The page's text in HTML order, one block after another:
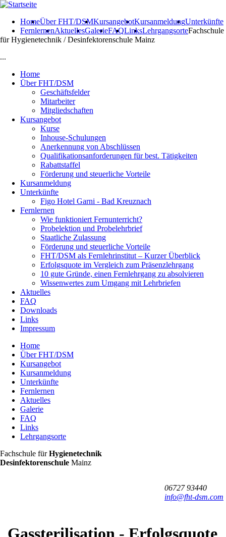
Direkt zum Inhalt
HomeÜber FHT/DSMKursangebotKursanmeldungUnterkünfte
FernlernenAktuellesGalerieFAQLinksLehrgangsorteFachschule
für Hygienetechnik / Desinfektorenschule Mainz
...
Home
Über FHT/DSM
Geschäftsfelder
Mitarbeiter
Mitgliedschaften
Kursangebot
Kurse
Inhouse-Schulungen
Anerkennung von Abschlüssen
Qualifikationsanforderungen für best. Tätigkeiten
Rabattstaffel
Förderung und steuerliche Vorteile
Kursanmeldung
Unterkünfte
Figo Hotel Garni - Bad Kreuznach
Fernlernen
Wie funktioniert Fernunterricht?
Probelektion und Probelehrbrief
Staatliche Zulassung
Förderung und steuerliche Vorteile
FHT/DSM als Fernlehrinstitut – Kurzer Überblick
Erfolgsquote im Vergleich zum Präsenzlehrgang
10 gute Gründe, einen Fernlehrgang zu absolvieren
Wissenwertes zum Umgang mit Lehrbriefen
Aktuelles
FAQ
Downloads
Links
Impressum
Hauptmenü
Home
Über FHT/DSM
Kursangebot
Kursanmeldung
Unterkünfte
Fernlernen
Aktuelles
Galerie
FAQ
Links
Lehrgangsorte
FHT
/
Fachschule fürHygienetechnik
Desinfektorenschule Mainz
06727 93440
info@fht-dsm.com